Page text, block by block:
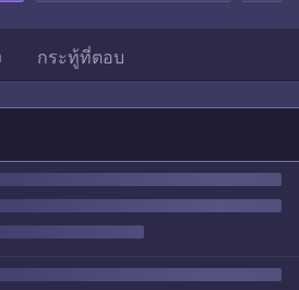
กระทู้ที่ตอบ